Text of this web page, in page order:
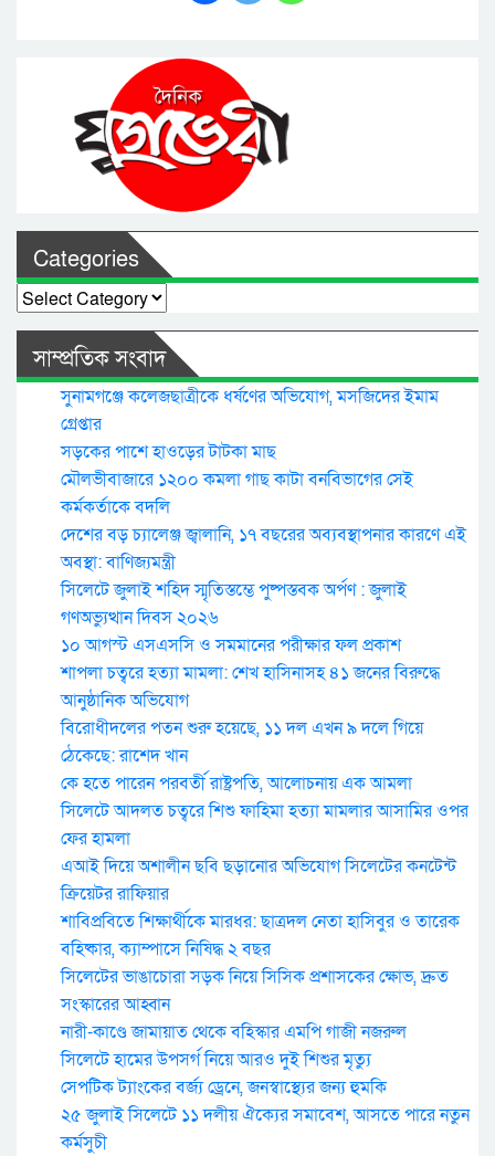
Categories
Categories
সাম্প্রতিক সংবাদ
সুনামগঞ্জে কলেজছাত্রীকে ধর্ষণের অভিযোগ, মসজিদের ইমাম
গ্রেপ্তার
সড়কের পাশে হাওড়ের টাটকা মাছ
মৌলভীবাজারে ১২০০ কমলা গাছ কাটা বনবিভাগের সেই
কর্মকর্তাকে বদলি
দেশের বড় চ্যালেঞ্জ জ্বালানি, ১৭ বছরের অব্যবস্থাপনার কারণে এই
অবস্থা: বাণিজ্যমন্ত্রী
সিলেটে জুলাই শহিদ স্মৃতিস্তম্ভে পুষ্পস্তবক অর্পণ : জুলাই
গণঅভ্যুত্থান দিবস ২০২৬
১০ আগস্ট এসএসসি ও সমমানের পরীক্ষার ফল প্রকাশ
শাপলা চত্বরে হত্যা মামলা: শেখ হাসিনাসহ ৪১ জনের বিরুদ্ধে
আনুষ্ঠানিক অভিযোগ
বিরোধীদলের পতন শুরু হয়েছে, ১১ দল এখন ৯ দলে গিয়ে
ঠেকেছে: রাশেদ খান
কে হতে পারেন পরবর্তী রাষ্ট্রপতি, আলোচনায় এক আমলা
সিলেটে আদলত চত্বরে শিশু ফাহিমা হত্যা মামলার আসামির ওপর
ফের হামলা
এআই দিয়ে অশালীন ছবি ছড়ানোর অভিযোগ সিলেটের কনটেন্ট
ক্রিয়েটর রাফিয়ার
শাবিপ্রবিতে শিক্ষার্থীকে মারধর: ছাত্রদল নেতা হাসিবুর ও তারেক
বহিষ্কার, ক্যাম্পাসে নিষিদ্ধ ২ বছর
সিলেটের ভাঙাচোরা সড়ক নিয়ে সিসিক প্রশাসকের ক্ষোভ, দ্রুত
সংস্কারের আহ্বান
নারী-কাণ্ডে জামায়াত থেকে বহিস্কার এমপি গাজী নজরুল
সিলেটে হামের উপসর্গ নিয়ে আরও দুই শিশুর মৃত্যু
সেপটিক ট্যাংকের বর্জ্য ড্রেনে, জনস্বাস্থ্যের জন্য হুমকি
২৫ জুলাই সিলেটে ১১ দলীয় ঐক্যের সমাবেশ, আসতে পারে নতুন
কর্মসুচী